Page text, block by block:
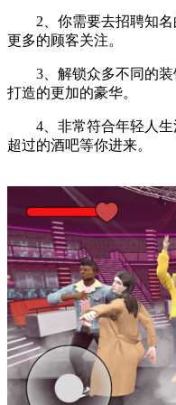
2、你需要去招聘知名
更多的顾客关注。
3、解锁众多不同的装
打造的更加的豪华。
4、非常符合年轻人生
超过的酒吧等你进来。